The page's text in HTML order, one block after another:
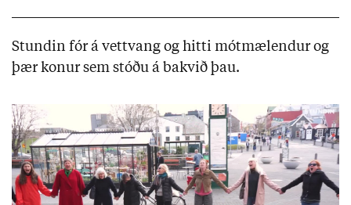
Stundin fór á vettvang og hitti mótmælendur og
þær konur sem stóðu á bakvið þau.